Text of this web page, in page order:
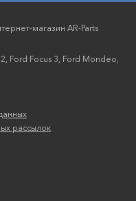
магазин AR-Parts
Ford Focus 3, Ford Mondeo,
рассылок